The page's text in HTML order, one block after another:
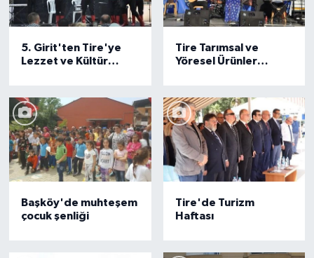
5. Girit'ten Tire'ye
Lezzet ve Kültür
Tire Tarımsal ve
Yöresel Ürünler
Başköy'de muhteşem
çocuk şenliği
Tire'de Turizm
Haftası